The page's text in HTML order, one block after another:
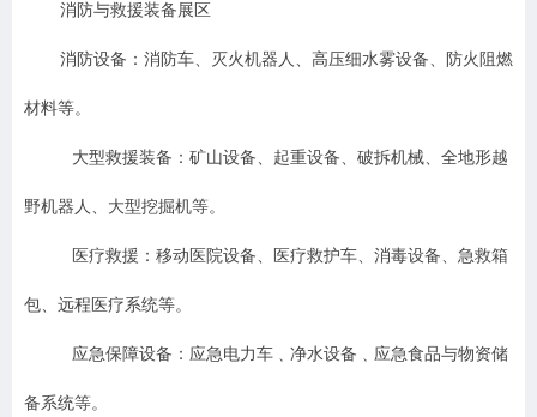
消防与救援装备展区
消防设备：消防车、灭火机器人、高压细水雾设备、防火阻燃
材料等。
大型救援装备：矿山设备、起重设备、破拆机械、全地形越
野机器人、大型挖掘机等。
医疗救援：移动医院设备、医疗救护车、消毒设备、急救箱
包、远程医疗系统等。
应急保障设备：应急电力车﹑净水设备﹑应急食品与物资储
备系统等。